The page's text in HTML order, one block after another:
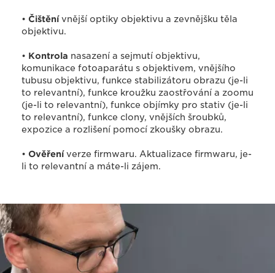
• Čištěnívnější optiky objektivu a zevnějšku těla
objektivu.
• Kontrola nasazení a sejmutí objektivu,
komunikace fotoaparátu s objektivem, vnějšího
tubusu objektivu, funkce stabilizátoru obrazu (je-li
to relevantní), funkce kroužku zaostřování a zoomu
(je-li to relevantní), funkce objímky pro stativ (je-li
to relevantní), funkce clony, vnějších šroubků,
expozice a rozlišení pomocí zkoušky obrazu.
• Ověřeníverze firmwaru. Aktualizace firmwaru, je-
li to relevantní a máte-li zájem.